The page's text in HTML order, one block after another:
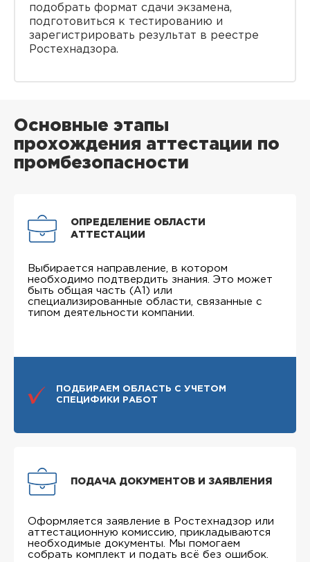
подобрать формат сдачи экзамена,
подготовиться к тестированию и
зарегистрировать результат в реестре
Ростехнадзора.
Основные этапы
прохождения аттестации по
промбезопасности
ОПРЕДЕЛЕНИЕ ОБЛАСТИ
АТТЕСТАЦИИ
Выбирается направление, в котором
необходимо подтвердить знания. Это может
быть общая часть (А1) или
специализированные области, связанные с
типом деятельности компании.
ПОДБИРАЕМ ОБЛАСТЬ С УЧЕТОМ
СПЕЦИФИКИ РАБОТ
ПОДАЧА ДОКУМЕНТОВ И ЗАЯВЛЕНИЯ
Оформляется заявление в Ростехнадзор или
аттестационную комиссию, прикладываются
необходимые документы. Мы помогаем
собрать комплект и подать всё без ошибок.